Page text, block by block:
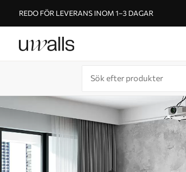
REDO FÖR LEVERANS INOM 1–3 DAGAR